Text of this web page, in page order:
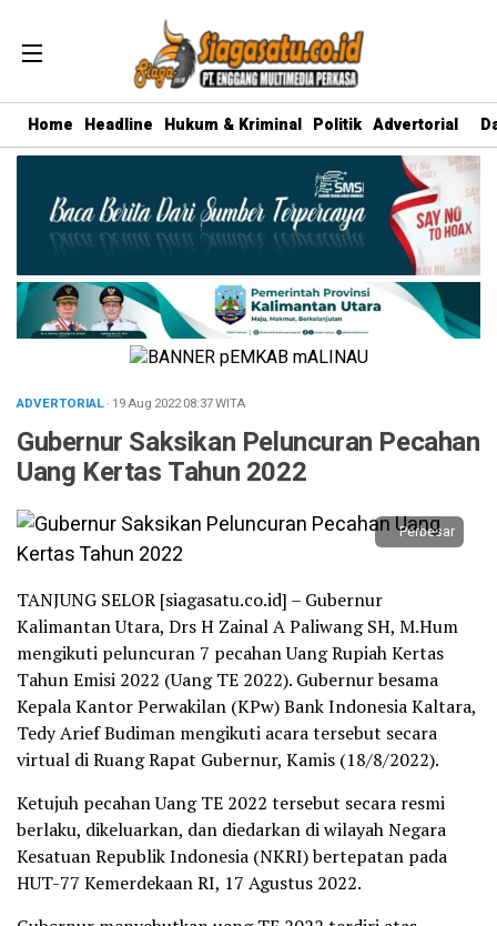
Home Headline Hukum & Kriminal Politik Advertorial
ADVERTORIAL· 19 Aug 202208:37WITA
Gubernur Saksikan Peluncuran Pecahan
Uang Kertas Tahun 2022
Perbesar
TANJUNG SELOR [siagasatu.co.id] – Gubernur
Kalimantan Utara, Drs H Zainal A Paliwang SH, M.Hum
mengikuti peluncuran 7 pecahan Uang Rupiah Kertas
Tahun Emisi 2022 (Uang TE 2022). Gubernur besama
Kepala Kantor Perwakilan (KPw) Bank Indonesia Kaltara,
Tedy Arief Budiman mengikuti acara tersebut secara
virtual di Ruang Rapat Gubernur, Kamis (18/8/2022).
Ketujuh pecahan Uang TE 2022 tersebut secara resmi
berlaku, dikeluarkan, dan diedarkan di wilayah Negara
Kesatuan Republik Indonesia (NKRI) bertepatan pada
HUT-77 Kemerdekaan RI, 17 Agustus 2022.